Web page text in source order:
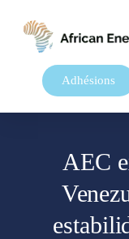
Adhésions
AEC